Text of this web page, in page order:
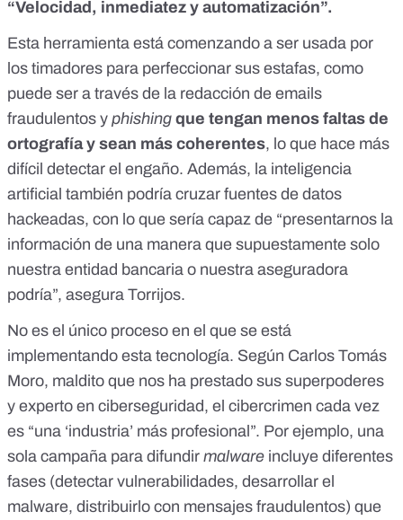
“Velocidad, inmediatez y automatización”.
Esta herramienta está comenzando a ser usada por
los timadores para perfeccionar sus estafas, como
puede ser a través de la redacción de emails
fraudulentos y phishing que tengan menos faltas de
ortografía y sean más coherentes, lo que hace más
difícil detectar el engaño. Además, la inteligencia
artificial también podría cruzar fuentes de datos
hackeadas, con lo que sería capaz de “presentarnos la
información de una manera que supuestamente solo
nuestra entidad bancaria o nuestra aseguradora
podría”, asegura Torrijos.
No es el único proceso en el que se está
implementando esta tecnología. Según Carlos Tomás
Moro, maldito que nos ha prestado sus superpoderes
y experto en ciberseguridad, el cibercrimen cada vez
es “una ‘industria’ más profesional”. Por ejemplo, una
sola campaña para difundir malware incluye diferentes
fases (detectar vulnerabilidades, desarrollar el
malware, distribuirlo con mensajes fraudulentos) que